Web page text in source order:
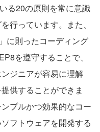
る20の原則を常に意識
行っています。また、
に則ったコーディング
を遵守することで、
ジニアが容易に理解
供することができま
プルかつ効果的なコー
フトウェアを開発する